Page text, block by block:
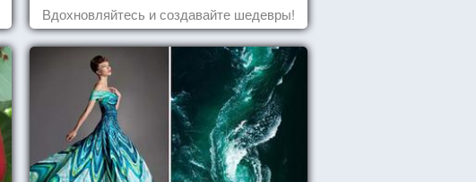
Вдохновляйтесь и создавайте шедевры!